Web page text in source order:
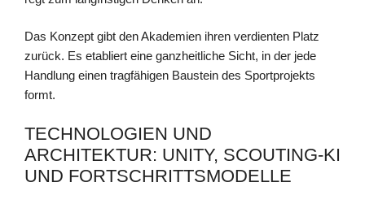
Das Konzept gibt den Akademien ihren verdienten Platz
zurück. Es etabliert eine ganzheitliche Sicht, in der jede
Handlung einen tragfähigen Baustein des Sportprojekts
formt.
TECHNOLOGIEN UND
ARCHITEKTUR: UNITY, SCOUTING-KI
UND FORTSCHRITTSMODELLE